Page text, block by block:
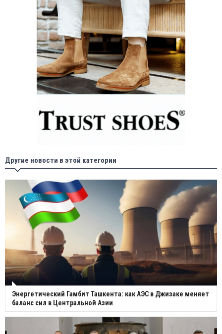
Другие новости в этой категории
Энергетический Гамбит Ташкента: как АЭС в Джизаке меняет
баланс сил в Центральной Азии